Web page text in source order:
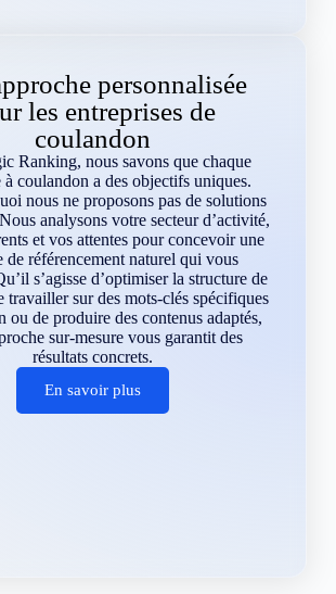
personnalisée
les entreprises de
coulandon
Ranking, nous savons que chaque
à coulandon a des objectifs uniques.
nous ne proposons pas de solutions
analysons votre secteur d’activité,
et vos attentes pour concevoir une
de référencement naturel qui vous
s’agisse d’optimiser la structure de
travailler sur des mots-clés spécifiques
ou de produire des contenus adaptés,
sur-mesure vous garantit des
résultats concrets.
En savoir plus